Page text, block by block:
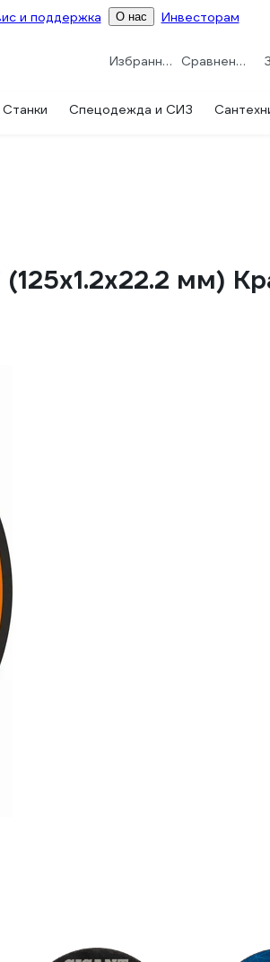
и поддержка О нас Инвесторам
Избранное Сравнение
Станки Спецодежда и СИЗ
мм)